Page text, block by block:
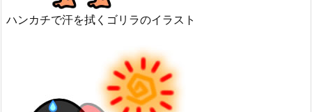
ハンカチで汗を拭くゴリラのイラスト